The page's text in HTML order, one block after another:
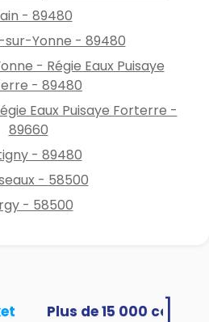
- 89480
sur-Yonne - 89480
- Régie Eaux Puisaye
- 89480
Eaux Puisaye Forterre -
89660
- 89480
- 58500
- 58500